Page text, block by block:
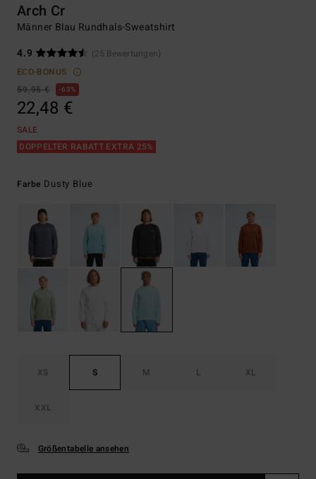
Arch Cr
Männer Blau Rundhals-Sweatshirt
4.9
(25 Bewertungen)
ECO-BONUS
59,95 €
63%
22,48 €
SALE
DOPPELTER RABATT EXTRA 25%
Farbe Dusty Blue
XS S M L XL
XXL
Größentabelle ansehen